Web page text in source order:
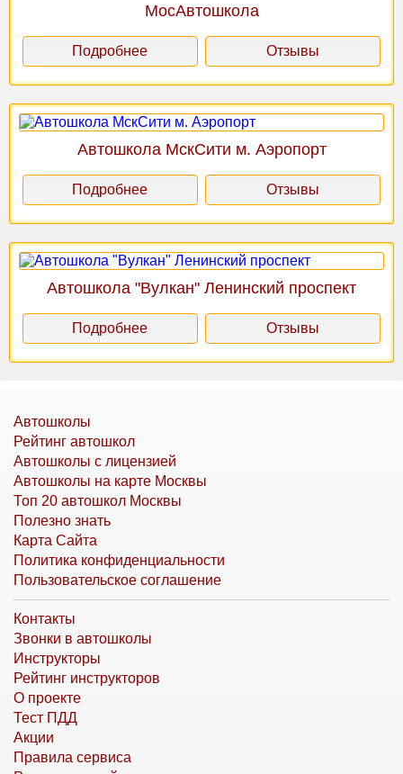
МосАвтошкола
Подробнее Отзывы
Автошкола МскСити м. Аэропорт
Подробнее Отзывы
Автошкола "Вулкан" Ленинский проспект
Подробнее Отзывы
Автошколы
Рейтинг автошкол
Автошколы с лицензией
Автошколы на карте Москвы
Топ 20 автошкол Москвы
Полезно знать
Карта Сайта
Политика конфиденциальности
Пользовательское соглашение
Контакты
Звонки в автошколы
Инструкторы
Рейтинг инструкторов
О проекте
Тест ПДД
Акции
Правила сервиса